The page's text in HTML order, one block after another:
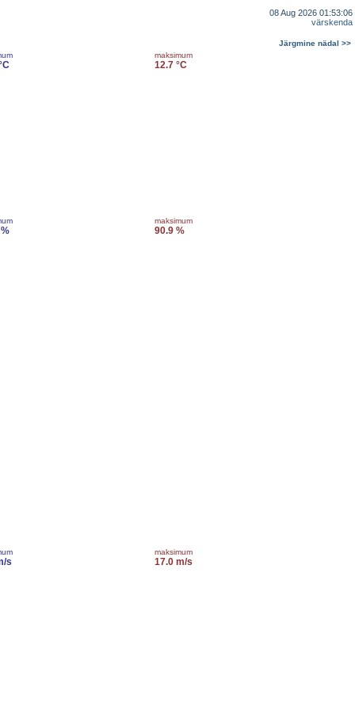
08 Aug 2026 01:53:06
värskenda
Järgmine nädal >>
maksimum
12.7 °C
maksimum
90.9 %
s
maksimum
17.0 m/s